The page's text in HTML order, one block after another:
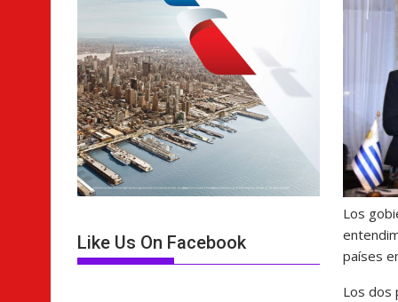
Los
países
Los dos
Like Us On Facebook